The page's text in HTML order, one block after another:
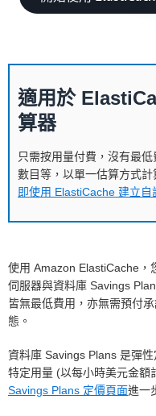
適用於
算器
只需按用量付費，沒有最
數目等，以單一估算方式
即使用 ElastiCache 建立自
使用 Amazon ElastiCache，
伺服器與資料庫 Savings
皆無最低費用，亦無需預付
態。
資料庫 Savings Plans 是彈
特定用量 (以每小時美元金額
Savings Plans 定價頁面進一